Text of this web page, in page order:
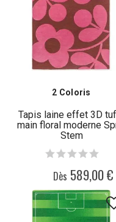
2 Coloris
Tapis laine effet 3D
main floral moderne
Stem
Dès 589,00 €